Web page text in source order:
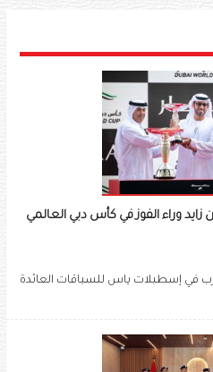
وراء الفوز في كأس دبي العالمي
في إسطبلات ياس للسباقات العائدة